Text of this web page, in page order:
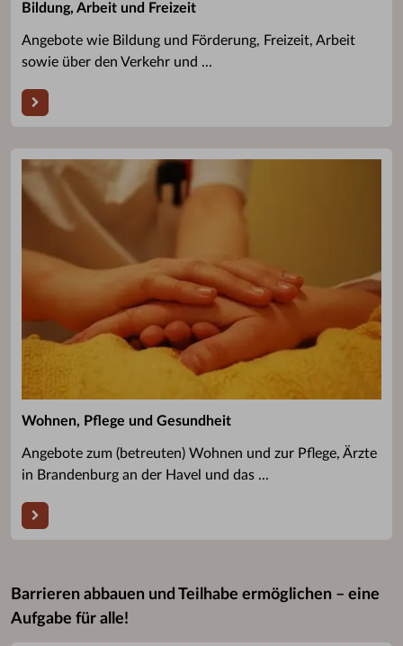
Bildung, Arbeit und Freizeit
Angebote wie Bildung und Förderung, Freizeit, Arbeit
sowie über den Verkehr und ...
Wohnen, Pflege und Gesundheit
Angebote zum (betreuten) Wohnen und zur Pflege, Ärzte
in Brandenburg an der Havel und das ...
Barrieren abbauen und Teilhabe ermöglichen – eine
Aufgabe für alle!